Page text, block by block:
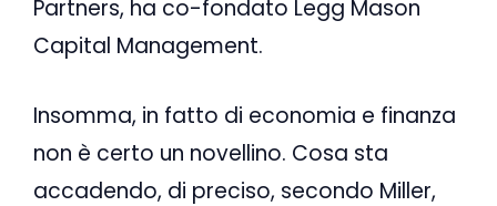
Partners, ha co-fondato Legg Mason
Capital Management.
Insomma, in fatto di economia e finanza
non è certo un novellino. Cosa sta
accadendo, di preciso, secondo Miller,